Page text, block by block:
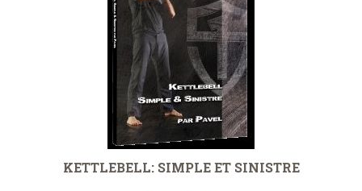
KETTLEBELL: SIMPLE ET SINISTRE